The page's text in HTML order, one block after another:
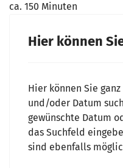
ca. 150 Minuten
Hier können
Hier können Sie
und/oder Datum
gewünschte Datum
das Suchfeld
sind ebenfalls